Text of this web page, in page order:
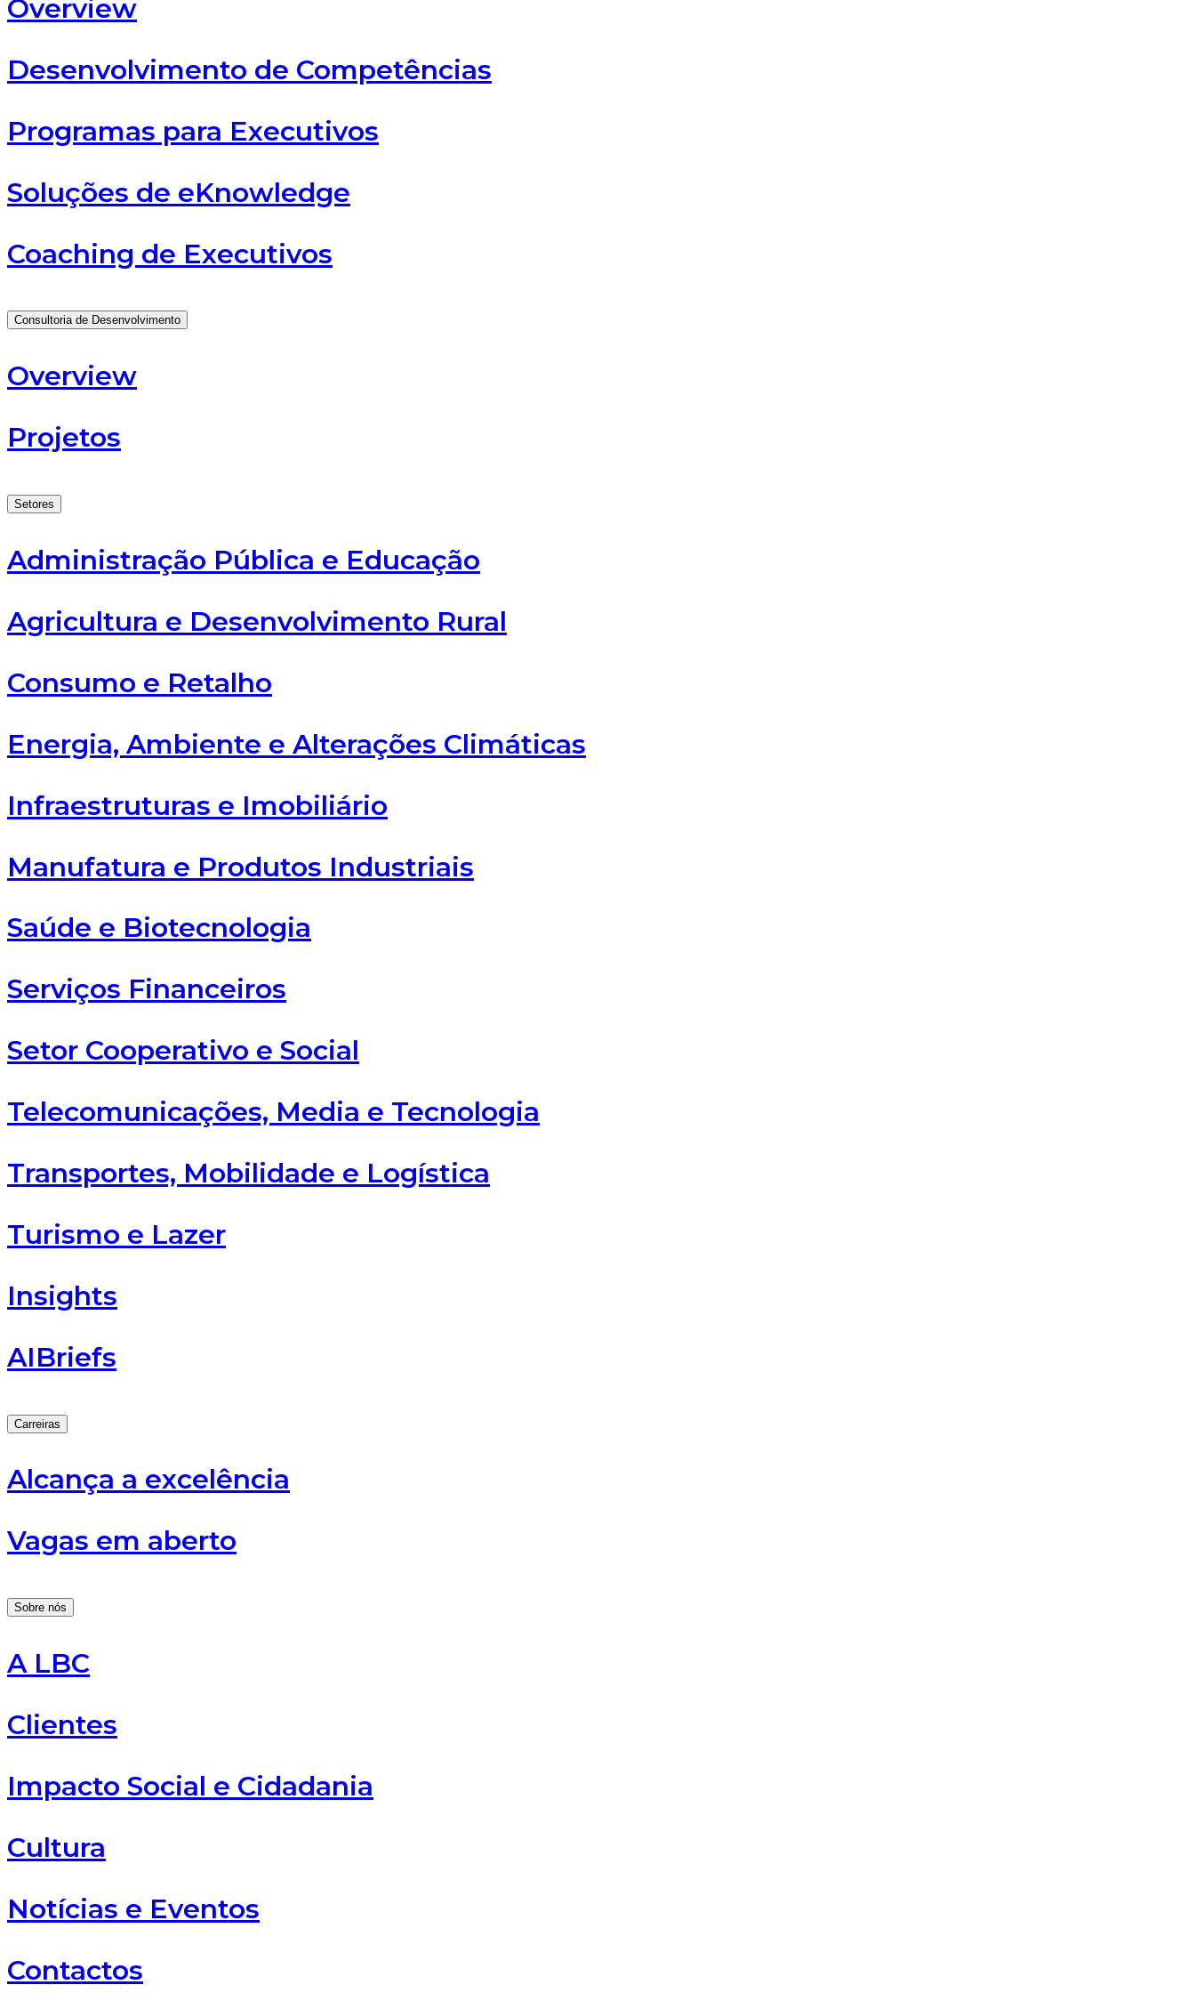
Overview
Desenvolvimento de Competências
Programas para Executivos
Soluções de eKnowledge
Coaching de Executivos
Consultoria de Desenvolvimento
Overview
Projetos
Setores
Administração Pública e Educação
Agricultura e Desenvolvimento Rural
Consumo e Retalho
Energia, Ambiente e Alterações Climáticas
Infraestruturas e Imobiliário
Manufatura e Produtos Industriais
Saúde e Biotecnologia
Serviços Financeiros
Setor Cooperativo e Social
Telecomunicações, Media e Tecnologia
Transportes, Mobilidade e Logística
Turismo e Lazer
Insights
AIBriefs
Carreiras
Alcança a excelência
Vagas em aberto
Sobre nós
A LBC
Clientes
Impacto Social e Cidadania
Cultura
Notícias e Eventos
Contactos